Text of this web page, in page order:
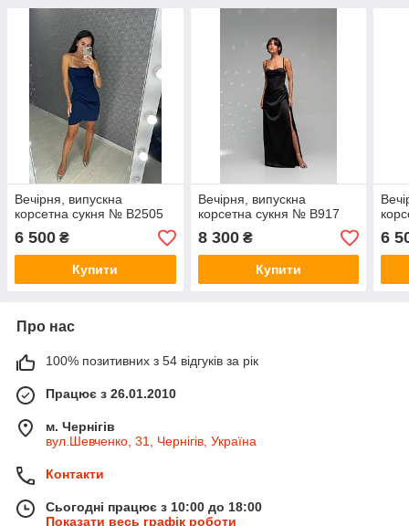
Вечірня, випускна
корсетна сукня № В2505
6 500 ₴
Купити
Вечірня, випускна
корсетна сукня № В917
8 300₴
Купити
6
Про нас
100% позитивних з 54 відгуків за рік
Працює з 26.01.2010
м. Чернігів
вул.Шевченко, 31, Чернігів, Україна
Контакти
Сьогодні працює з 10:00 до 18:00
Показати весь графік роботи